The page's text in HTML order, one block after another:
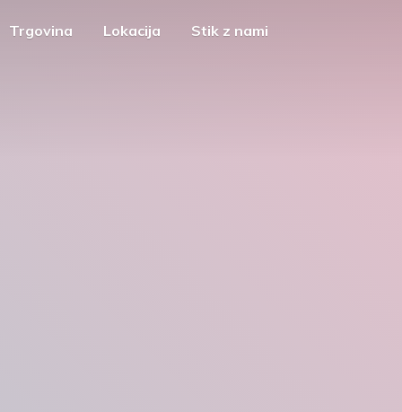
Trgovina Lokacija Stik z nami